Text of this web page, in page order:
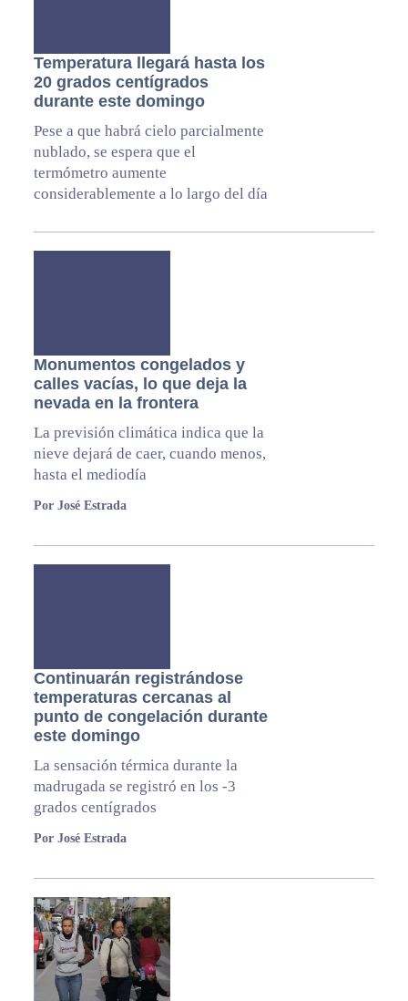
Temperatura llegará hasta los
20 grados centígrados
durante este domingo
Pese a que habrá cielo parcialmente
nublado, se espera que el
termómetro aumente
considerablemente a lo largo del día
Monumentos congelados y
calles vacías, lo que deja la
nevada en la frontera
La previsión climática indica que la
nieve dejará de caer, cuando menos,
hasta el mediodía
Por José Estrada
Continuarán registrándose
temperaturas cercanas al
punto de congelación durante
este domingo
La sensación térmica durante la
madrugada se registró en los -3
grados centígrados
Por José Estrada